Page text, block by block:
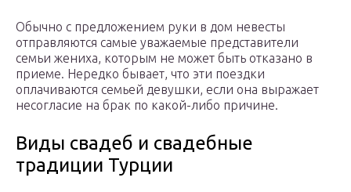
Обычно с предложением руки в дом невесты
отправляются самые уважаемые представители
семьи жениха, которым не может быть отказано в
приеме. Нередко бывает, что эти поездки
оплачиваются семьей девушки, если она выражает
несогласие на брак по какой-либо причине.
Виды свадеб и свадебные
традиции Турции